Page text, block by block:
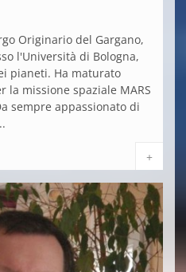
Originario del Gargano,
l'Università di Bologna,
pianeti. Ha maturato
la missione spaziale MARS
sempre appassionato di
+